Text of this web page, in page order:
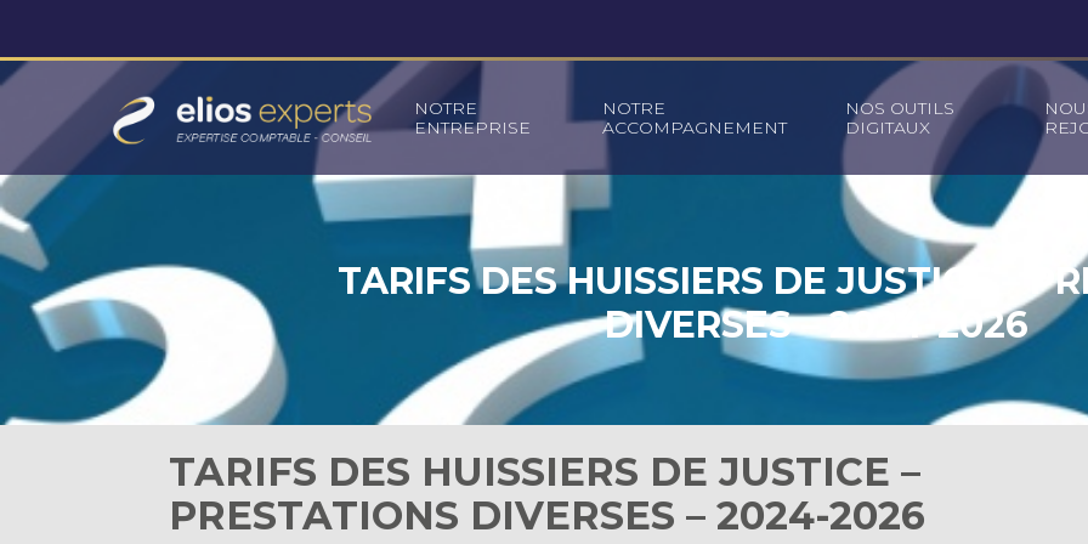
Aller
au
Principal
NOTRE
ENTREPRISE
NOTRE
ACCOMPAGNEMENT
NOS OUTILS
DIGITAUX
TARIFS DES HUISSIERS DE JUSTICE –
DIVERSES – 2024-2026
TARIFS DES HUISSIERS DE JUSTICE –
PRESTATIONS DIVERSES – 2024-2026